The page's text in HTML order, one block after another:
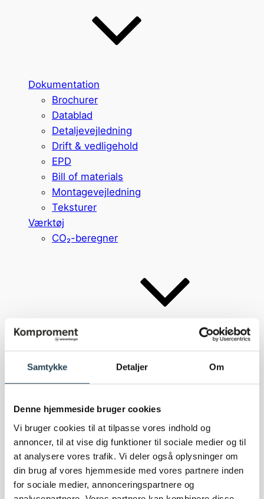
Samtykke Detaljer Om
Denne hjemmeside bruger cookies
Vi bruger cookies til at tilpasse vores indhold og
annoncer, til at vise dig funktioner til sociale medier og til
at analysere vores trafik. Vi deler også oplysninger om
din brug af vores hjemmeside med vores partnere inden
for sociale medier, annonceringspartnere og
Dokumentation
Brochurer
Datablad
Detaljevejledning
Drift & vedligehold
EPD
Bill of materials
Montagevejledning
Teksturer
Værktøj
CO₂-beregner
Inspiration
Referencer